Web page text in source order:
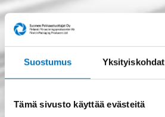
Suostumus Yksityiskohdat
Tämä sivusto käyttää evästeitä